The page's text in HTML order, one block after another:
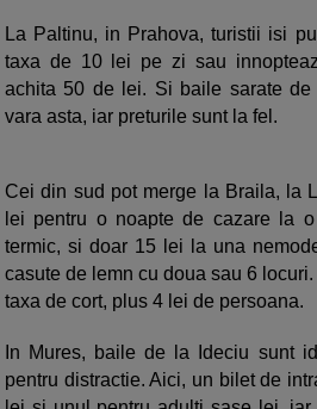
La Paltinu, in Prahova, turistii isi
taxa de 10 lei pe zi sau
achita 50 de lei. Si baile sarate de
vara asta, iar preturile sunt la fel.
Cei din sud pot merge la Braila, la
lei pentru o noapte de cazare la
termic, si doar 15 lei la una
casute de lemn cu doua sau 6
taxa de cort, plus 4 lei de persoana.
In Mures, baile de la Ideciu sunt
pentru distractie. Aici, un bilet de